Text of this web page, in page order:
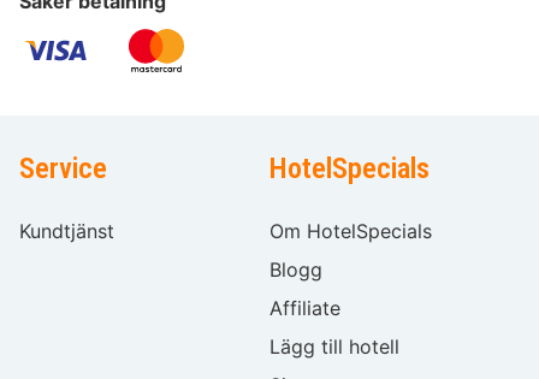
Service
Kundtjänst
HotelSpecials
Om HotelSpecials
Blogg
Affiliate
Lägg till hotell